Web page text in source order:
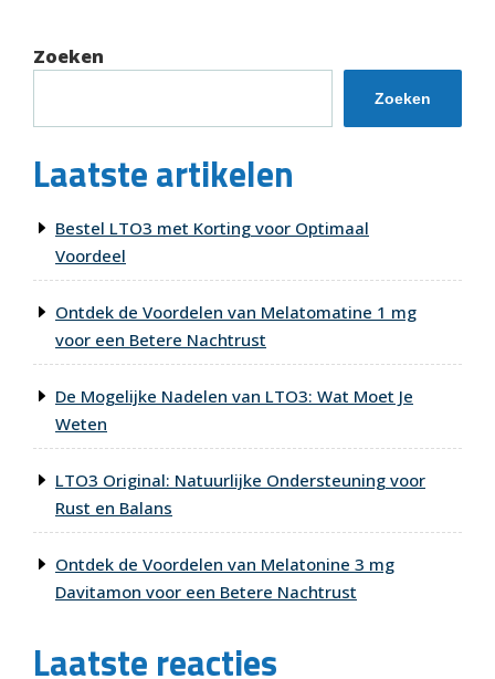
Zoeken
Zoeken
Laatste artikelen
Bestel LTO3 met Korting voor Optimaal
Voordeel
Ontdek de Voordelen van Melatomatine 1 mg
voor een Betere Nachtrust
De Mogelijke Nadelen van LTO3: Wat Moet Je
Weten
LTO3 Original: Natuurlijke Ondersteuning voor
Rust en Balans
Ontdek de Voordelen van Melatonine 3 mg
Davitamon voor een Betere Nachtrust
Laatste reacties